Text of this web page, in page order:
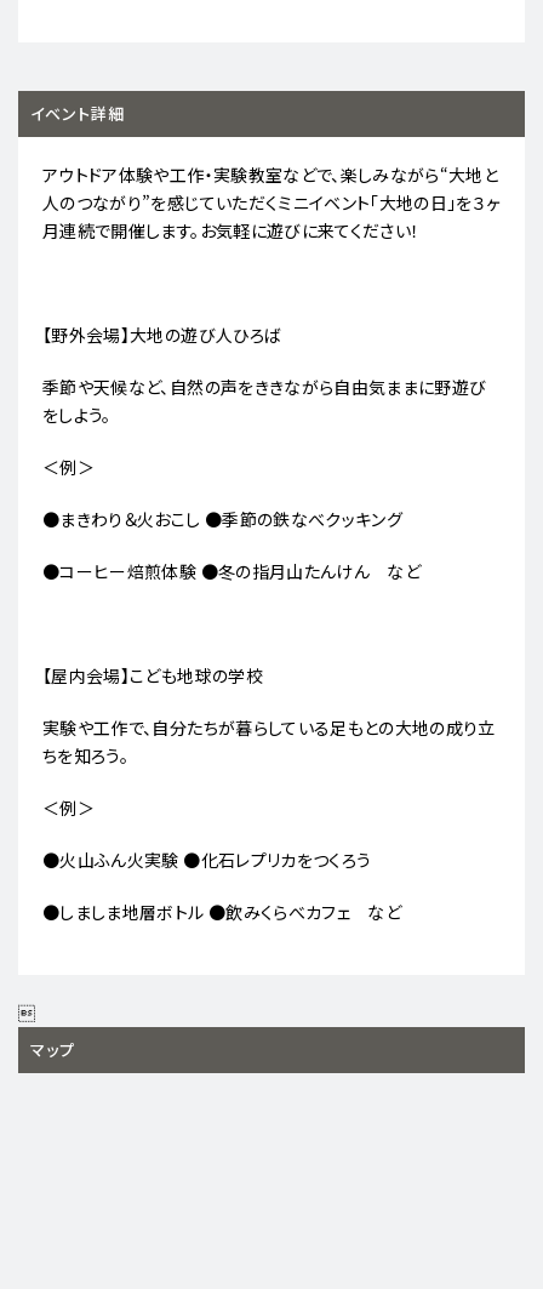
イベント詳細
アウトドア体験や工作・実験教室などで、楽しみながら“大地と
人のつながり”を感じていただくミニイベント「大地の日」を３ヶ
月連続で開催します。お気軽に遊びに来てください！
【野外会場】大地の遊び人ひろば
季節や天候など、自然の声をききながら自由気ままに野遊び
をしよう。
＜例＞
●まきわり＆火おこし ●季節の鉄なべクッキング
●コーヒー焙煎体験 ●冬の指月山たんけん など
【屋内会場】こども地球の学校
実験や工作で、自分たちが暮らしている足もとの大地の成り立
ちを知ろう。
＜例＞
●火山ふん火実験 ●化石レプリカをつくろう
●しましま地層ボトル ●飲みくらべカフェ など

マップ